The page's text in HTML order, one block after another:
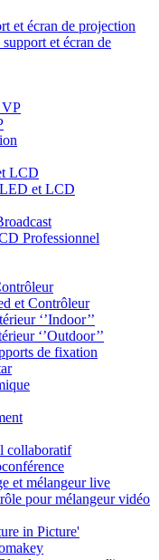
et écran de projection
et écran de
VP
LCD
et LCD
Professionnel
et Contrôleur
‘’Indoor’’
‘’Outdoor’’
de fixation
collaboratif
et mélangeur live
pour mélangeur vidéo
in Picture'